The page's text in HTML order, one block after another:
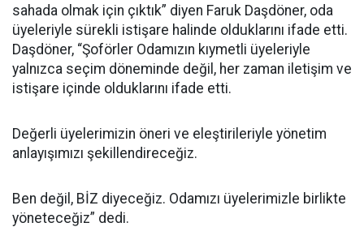
sahada olmak için çıktık” diyen Faruk Daşdöner, oda
üyeleriyle sürekli istişare halinde olduklarını ifade etti.
Daşdöner, “Şoförler Odamızın kıymetli üyeleriyle
yalnızca seçim döneminde değil, her zaman iletişim ve
istişare içinde olduklarını ifade etti.
Değerli üyelerimizin öneri ve eleştirileriyle yönetim
anlayışımızı şekillendireceğiz.
Ben değil, BİZ diyeceğiz. Odamızı üyelerimizle birlikte
yöneteceğiz” dedi.